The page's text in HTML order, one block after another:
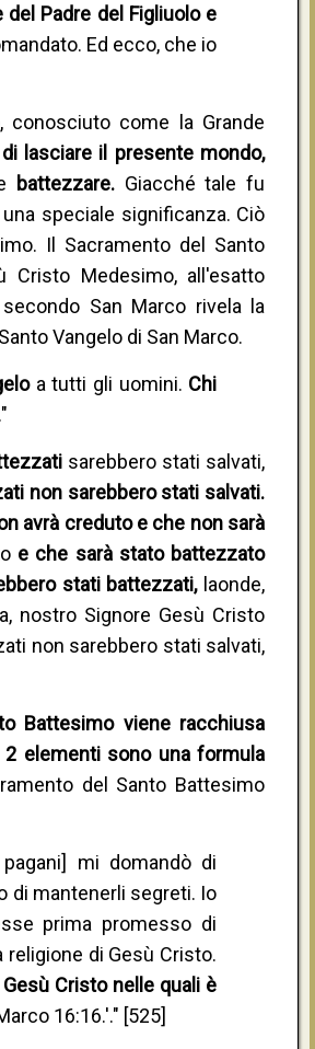
Padre del Figliuolo e
Ed ecco, che io
conosciuto come la Grande
lasciare il presente mondo,
battezzare. Giacché tale fu
speciale significanza. Ciò
Il Sacramento del Santo
Cristo Medesimo, all'esatto
San Marco rivela la
Vangelo di San Marco.
a tutti gli uomini. Chi
sarebbero stati salvati,
non sarebbero stati salvati.
avrà creduto e che non sarà
e che sarà stato battezzato
stati battezzati, laonde,
nostro Signore Gesù Cristo
non sarebbero stati salvati,
Battesimo viene racchiusa
elementi sono una formula
del Santo Battesimo
mi domandò di
di mantenerli segreti. Io
prima promesso di
di Gesù Cristo.
Cristo nelle quali è
16:16.'." [525]